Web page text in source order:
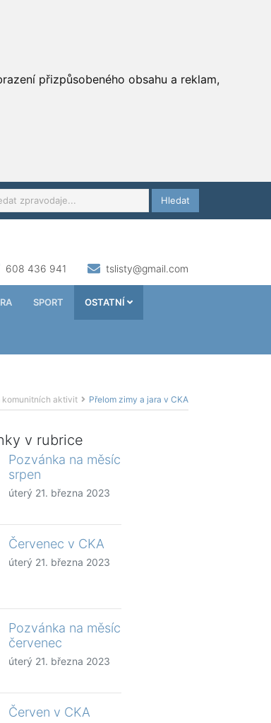
přizpůsobeného obsahu a reklam,
Hledat
608 436 941 tslisty@gmail.com
SPORT OSTATNÍ
komunitních aktivit Přelom zimy a jara v CKA
v rubrice
Pozvánka na měsíc
srpen
úterý 21. března 2023
Červenec v CKA
úterý 21. března 2023
Pozvánka na měsíc
červenec
úterý 21. března 2023
Červen v CKA